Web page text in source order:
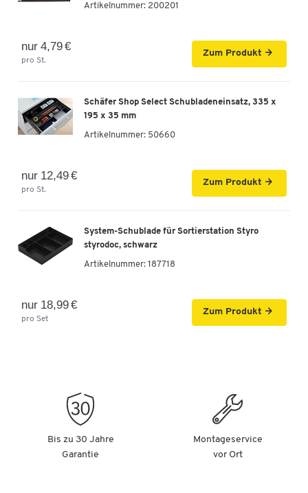
Artikelnummer: 200201
nur 4,79 €
pro St.
Zum Produkt
Schäfer Shop Select Schubladeneinsatz, 335 x
195 x 35 mm
Artikelnummer: 50660
nur 12,49 €
pro St.
Zum Produkt
System-Schublade für Sortierstation Styro
styrodoc, schwarz
Artikelnummer: 187718
nur 18,99 €
pro Set
Zum Produkt
Bis zu 30 Jahre
Garantie
Montageservice
vor Ort